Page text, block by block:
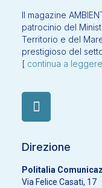
Il magazine
patrocinio del
Territorio e del
prestigioso del
[ continua a leggere
Direzione
Politalia
Via Felice Casati, 17